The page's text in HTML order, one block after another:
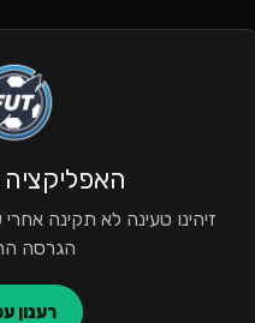
זיהינו טעינה לא תקינה
הגרסה
רענון